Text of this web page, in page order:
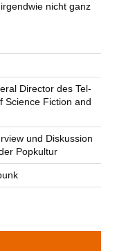
irgendwie nicht ganz
Director des Tel-
Science Fiction and
und Diskussion
Popkultur